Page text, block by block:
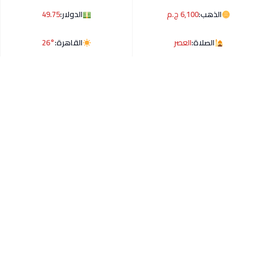
الذهب:6,100 ج.م الدولار:49.75
الصلاة:العصر القاهرة:26°